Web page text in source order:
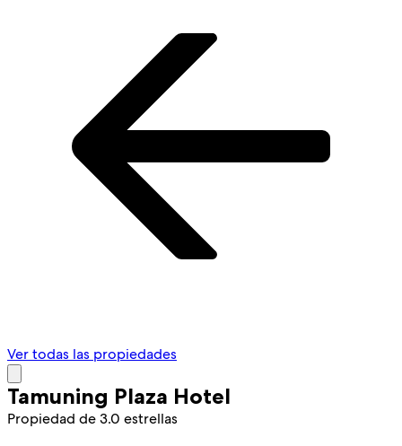
Ver todas las propiedades
Tamuning Plaza Hotel
Propiedad de 3.0 estrellas